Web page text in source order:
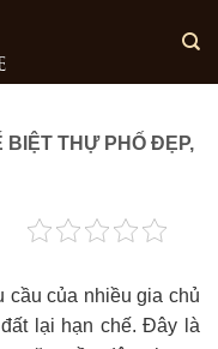
BIỆT THỰ PHỐ ĐẸP,
cầu của nhiều gia chủ
lại hạn chế. Đây là